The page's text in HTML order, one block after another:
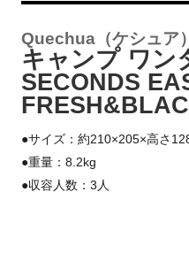
Quechua（ケシュア）
キャンプ ワン
SECONDS
●サイズ：約210×205×高さ
●重量：8.2kg
●収容人数：3人